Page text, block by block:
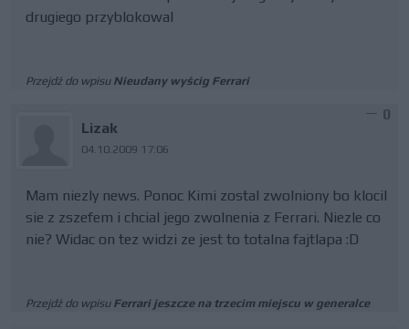
drugiego przyblokowal
Przejdź do wpisu Nieudany wyścig Ferrari
Lizak
04.10.2009 17:06
0
Mam niezly news. Ponoc Kimi zostal zwolniony bo klocil
sie z zszefem i chcial jego zwolnenia z Ferrari. Niezle co
nie? Widac on tez widzi ze jest to totalna fajtlapa :D
Przejdź do wpisu Ferrari jeszcze na trzecim miejscu w generalce